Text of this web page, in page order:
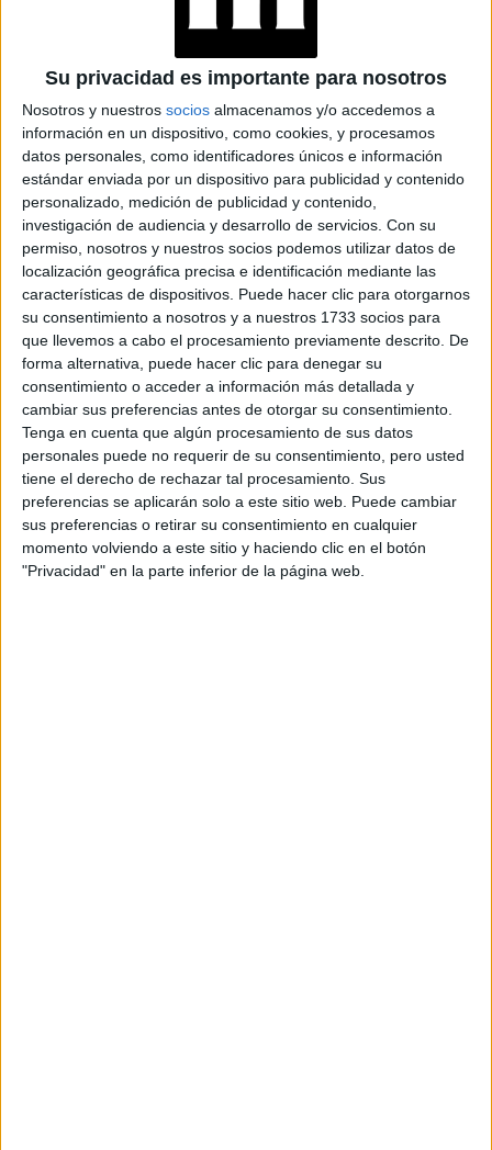
Su privacidad es importante para nosotros
Nosotros y nuestros socios almacenamos y/o accedemos a
información en un dispositivo, como cookies, y procesamos
datos personales, como identificadores únicos e información
estándar enviada por un dispositivo para publicidad y contenido
personalizado, medición de publicidad y contenido,
investigación de audiencia y desarrollo de servicios. Con su
permiso, nosotros y nuestros socios podemos utilizar datos de
localización geográfica precisa e identificación mediante las
características de dispositivos. Puede hacer clic para otorgarnos
su consentimiento a nosotros y a nuestros 1733 socios para
que llevemos a cabo el procesamiento previamente descrito. De
forma alternativa, puede hacer clic para denegar su
consentimiento o acceder a información más detallada y
cambiar sus preferencias antes de otorgar su consentimiento.
Tenga en cuenta que algún procesamiento de sus datos
personales puede no requerir de su consentimiento, pero usted
tiene el derecho de rechazar tal procesamiento. Sus
preferencias se aplicarán solo a este sitio web. Puede cambiar
sus preferencias o retirar su consentimiento en cualquier
momento volviendo a este sitio y haciendo clic en el botón
"Privacidad" en la parte inferior de la página web.
MEGHAN Y HARRY DURANTE LA
CUARENTENA
at Redacción Marie Claire
GALERÍA DE IMÁGENES
Accedé a los beneficios para suscriptores
Contenidos exclusivos
Sorteos
Descuentos en publicaciones
Participación en los eventos organizados por
Editorial Perfil.